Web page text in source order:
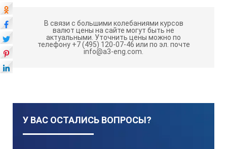
В связи с большими колебаниями курсов
валют цены на сайте могут быть не
актуальными. Уточнить цены можно по
телефону +7 (495) 120-07-46 или по эл. почте
info@a3-eng.com.
У ВАС ОСТАЛИСЬ ВОПРОСЫ?